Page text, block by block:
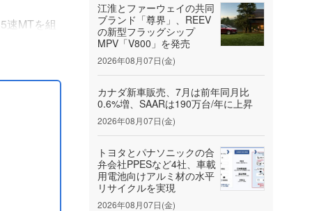
速MTを組
江淮とファーウェイの共同
ブランド「尊界」、REEV
の新型フラッグシップ
MPV「V800」を発売
2026年08月07日(金)
カナダ新車販売、7月は前年同月比
0.6%増、SAARは190万台/年に上昇
2026年08月07日(金)
トヨタとパナソニックの合
弁会社PPESなど4社、車載
用電池向けアルミ材の水平
リサイクルを実現
2026年08月07日(金)